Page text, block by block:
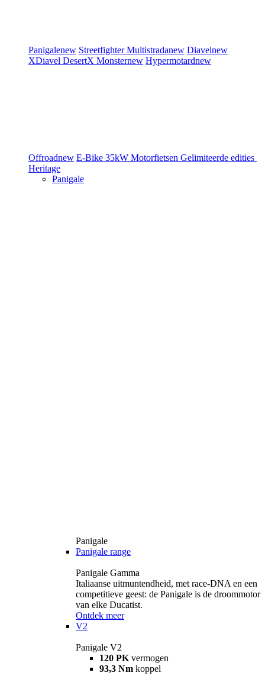
Panigalenew StreetfighterMultistradanew Diavelnew
XDiavel DesertX Monsternew Hypermotardnew
Offroadnew E-Bike 35kW Motorfietsen Gelimiteerde edities
Heritage
Panigale
Panigale
Panigale range
Panigale Gamma
Italiaanse uitmuntendheid, met race-DNA en een
competitieve geest: de Panigale is de droommotor
van elke Ducatist.
Ontdek meer
V2
Panigale V2
120 PK vermogen
93,3 Nm koppel